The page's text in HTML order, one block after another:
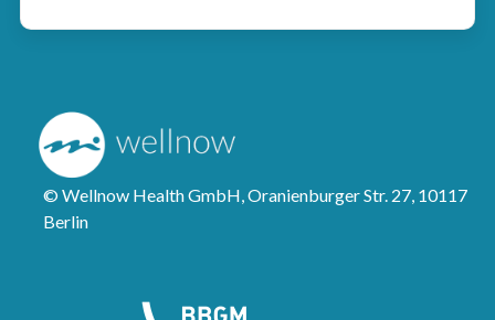
© Wellnow Health GmbH, Oranienburger Str. 27, 10117
Berlin